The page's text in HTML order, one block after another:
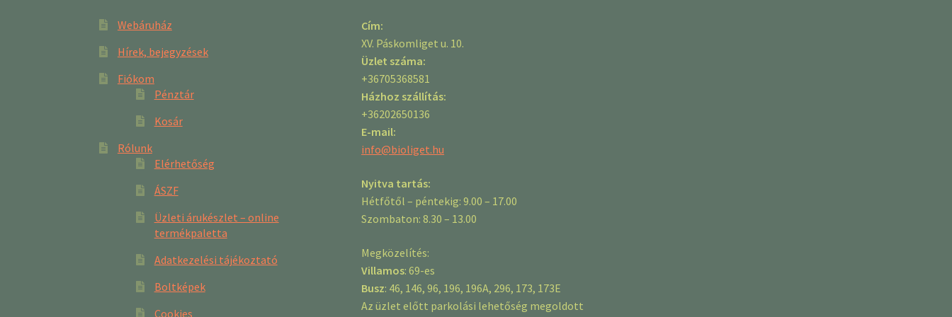
Webáruház
Hírek, bejegyzések
Fiókom
Pénztár
Kosár
Rólunk
Elérhetőség
ÁSZF
Üzleti árukészlet – online
termékpaletta
Adatkezelési tájékoztató
Boltképek
Cookies
Cím:
XV. Páskomliget u. 10.
Üzlet száma:
+36705368581
Házhoz szállítás:
+36202650136
E-mail:
info@bioliget.hu
Nyitva tartás:
Hétfőtől – péntekig: 9.00 – 17.00
Szombaton: 8.30 – 13.00
Megközelítés:
Villamos: 69-es
Busz: 46, 146, 96, 196, 196A, 296, 173, 173E
Az üzlet előtt parkolási lehetőség megoldott